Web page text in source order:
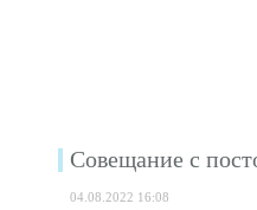
Совещание с
04.08.2022 16:08